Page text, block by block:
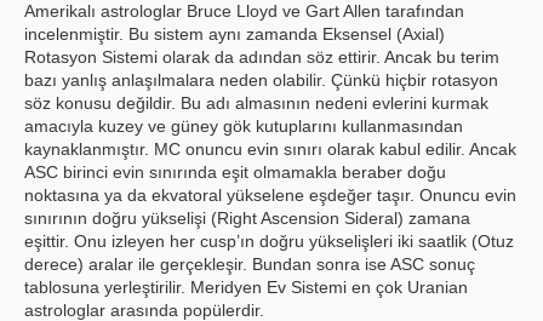
Amerikalı astrologlar Bruce Lloyd ve Gart Allen tarafından
incelenmiştir. Bu sistem aynı zamanda Eksensel (Axial)
Rotasyon Sistemi olarak da adından söz ettirir. Ancak bu terim
bazı yanlış anlaşılmalara neden olabilir. Çünkü hiçbir rotasyon
söz konusu değildir. Bu adı almasının nedeni evlerini kurmak
amacıyla kuzey ve güney gök kutuplarını kullanmasından
kaynaklanmıştır. MC onuncu evin sınırı olarak kabul edilir. Ancak
ASC birinci evin sınırında eşit olmamakla beraber doğu
noktasına ya da ekvatoral yükselene eşdeğer taşır. Onuncu evin
sınırının doğru yükselişi (Right Ascension Sideral) zamana
eşittir. Onu izleyen her cusp’ın doğru yükselişleri iki saatlik (Otuz
derece) aralar ile gerçekleşir. Bundan sonra ise ASC sonuç
tablosuna yerleştirilir. Meridyen Ev Sistemi en çok Uranian
astrologlar arasında popülerdir.